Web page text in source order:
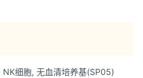
NK细胞, 无血清培养基(SP05)